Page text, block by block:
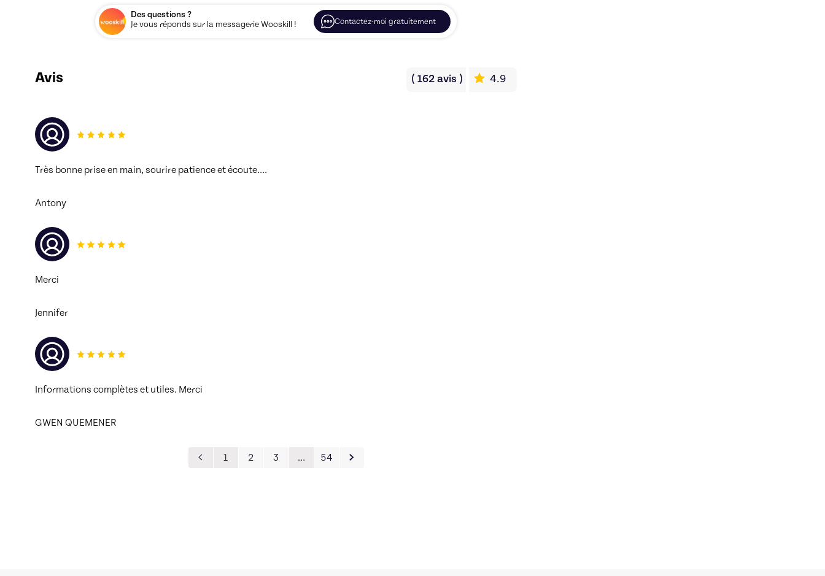
Des questions ?
Je vous réponds sur la messagerie Wooskill !
Contactez-moi gratuitement
Avis ( 162 avis ) 4.9
Très bonne prise en main, sourire patience et écoute….
Antony
Merci
Jennifer
Informations complètes et utiles. Merci
GWEN QUEMENER
1 2 3 … 54